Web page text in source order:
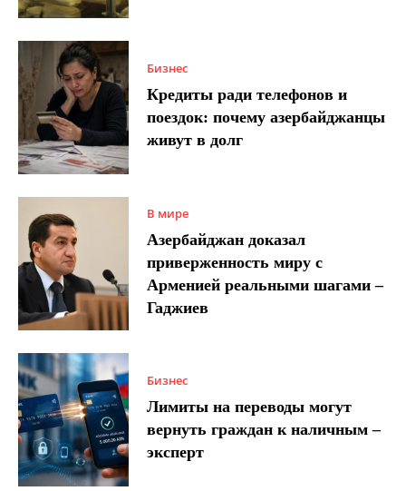
Бизнес
Кредиты ради телефонов и
поездок: почему азербайджанцы
живут в долг
В мире
Азербайджан доказал
приверженность миру с
Арменией реальными шагами –
Гаджиев
Бизнес
Лимиты на переводы могут
вернуть граждан к наличным –
эксперт